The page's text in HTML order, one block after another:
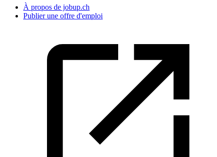
À propos de jobup.ch
Publier une offre d'emploi